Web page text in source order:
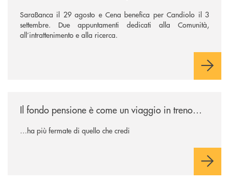
SaraBanca il 29 agosto e Cena benefica per Candiolo il 3
settembre. Due appuntamenti dedicati alla Comunità,
all’intrattenimento e alla ricerca.
Il fondo pensione è come un viaggio in treno…
…ha più fermate di quello che credi